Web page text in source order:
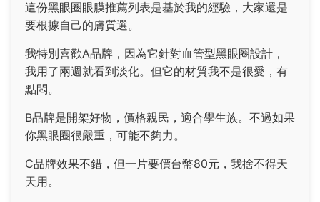
這份黑眼圈眼膜推薦列表是基於我的經驗，大家還是
要根據自己的膚質選。
我特別喜歡A品牌，因為它針對血管型黑眼圈設計，
我用了兩週就看到淡化。但它的材質我不是很愛，有
點悶。
B品牌是開架好物，價格親民，適合學生族。不過如果
你黑眼圈很嚴重，可能不夠力。
C品牌效果不錯，但一片要價台幣80元，我捨不得天
天用。